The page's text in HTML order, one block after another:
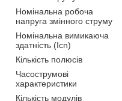
Номінальна робоча
напруга змінного струму
Номінальна вимикаюча
здатність (Icn)
Кількість полюсів
Часострумові
характеристики
Кількість модулів